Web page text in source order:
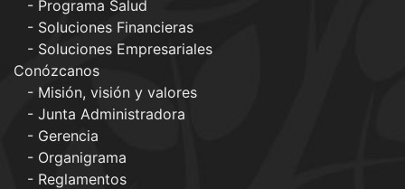
Programa Salud
Soluciones Financieras
Soluciones Empresariales
Conózcanos
Misión, visión y valores
Junta Administradora
Gerencia
Organigrama
Reglamentos